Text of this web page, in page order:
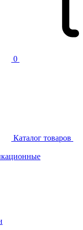
0
Каталог товаров